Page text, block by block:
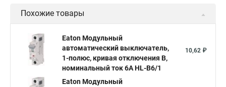
Похожие товары
Eaton Модульный
автоматический выключатель,
1-полюс, кривая отключения B,
номинальный ток 6А HL-B6/1
10,62 ₽
Eaton Модульный